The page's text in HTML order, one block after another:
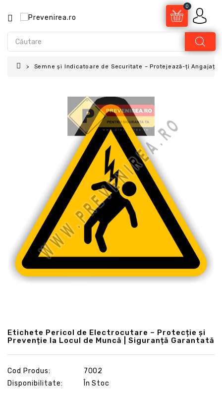
0
Semne și Indicatoare de Securitate – Protejează-ți Angajații
Etichete Pericol de Electrocutare – Protecție și
Prevenție la Locul de Muncă | Siguranță Garantată
Cod Produs:
7002
Disponibilitate:
În Stoc